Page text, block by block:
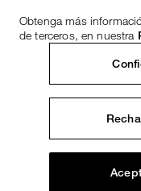
Obtenga más
de terceros, en nuestra